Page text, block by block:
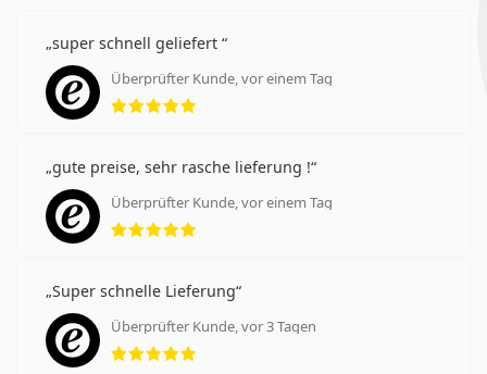
super schnell geliefert
Überprüfter Kunde, vor einem Tag
Bewertung 5 aus 5
gute preise, sehr rasche lieferung !
Überprüfter Kunde, vor einem Tag
Bewertung 5 aus 5
Super schnelle Lieferung
Überprüfter Kunde, vor 3 Tagen
Bewertung 5 aus 5